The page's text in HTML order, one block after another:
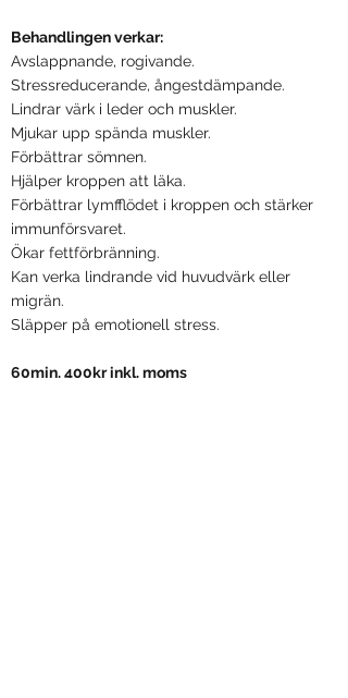
Behandlingen verkar:
Avslappnande, rogivande.
Stressreducerande, ångestdämpande.
Lindrar värk i leder och muskler.
Mjukar upp spända muskler.
Förbättrar sömnen.
Hjälper kroppen att läka.
Förbättrar lymfflödet i kroppen och stärker
immunförsvaret.
Ökar fettförbränning.
Kan verka lindrande vid huvudvärk eller
migrän.
Släpper på emotionell stress.
60min. 400kr inkl. moms